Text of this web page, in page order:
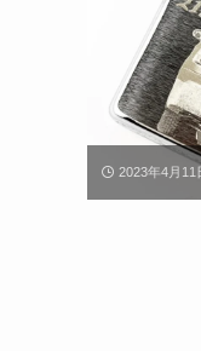
2023年4月11